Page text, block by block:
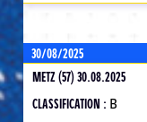
30/08/2025
METZ (57) 30.08.2025
CLASSIFICATION : B